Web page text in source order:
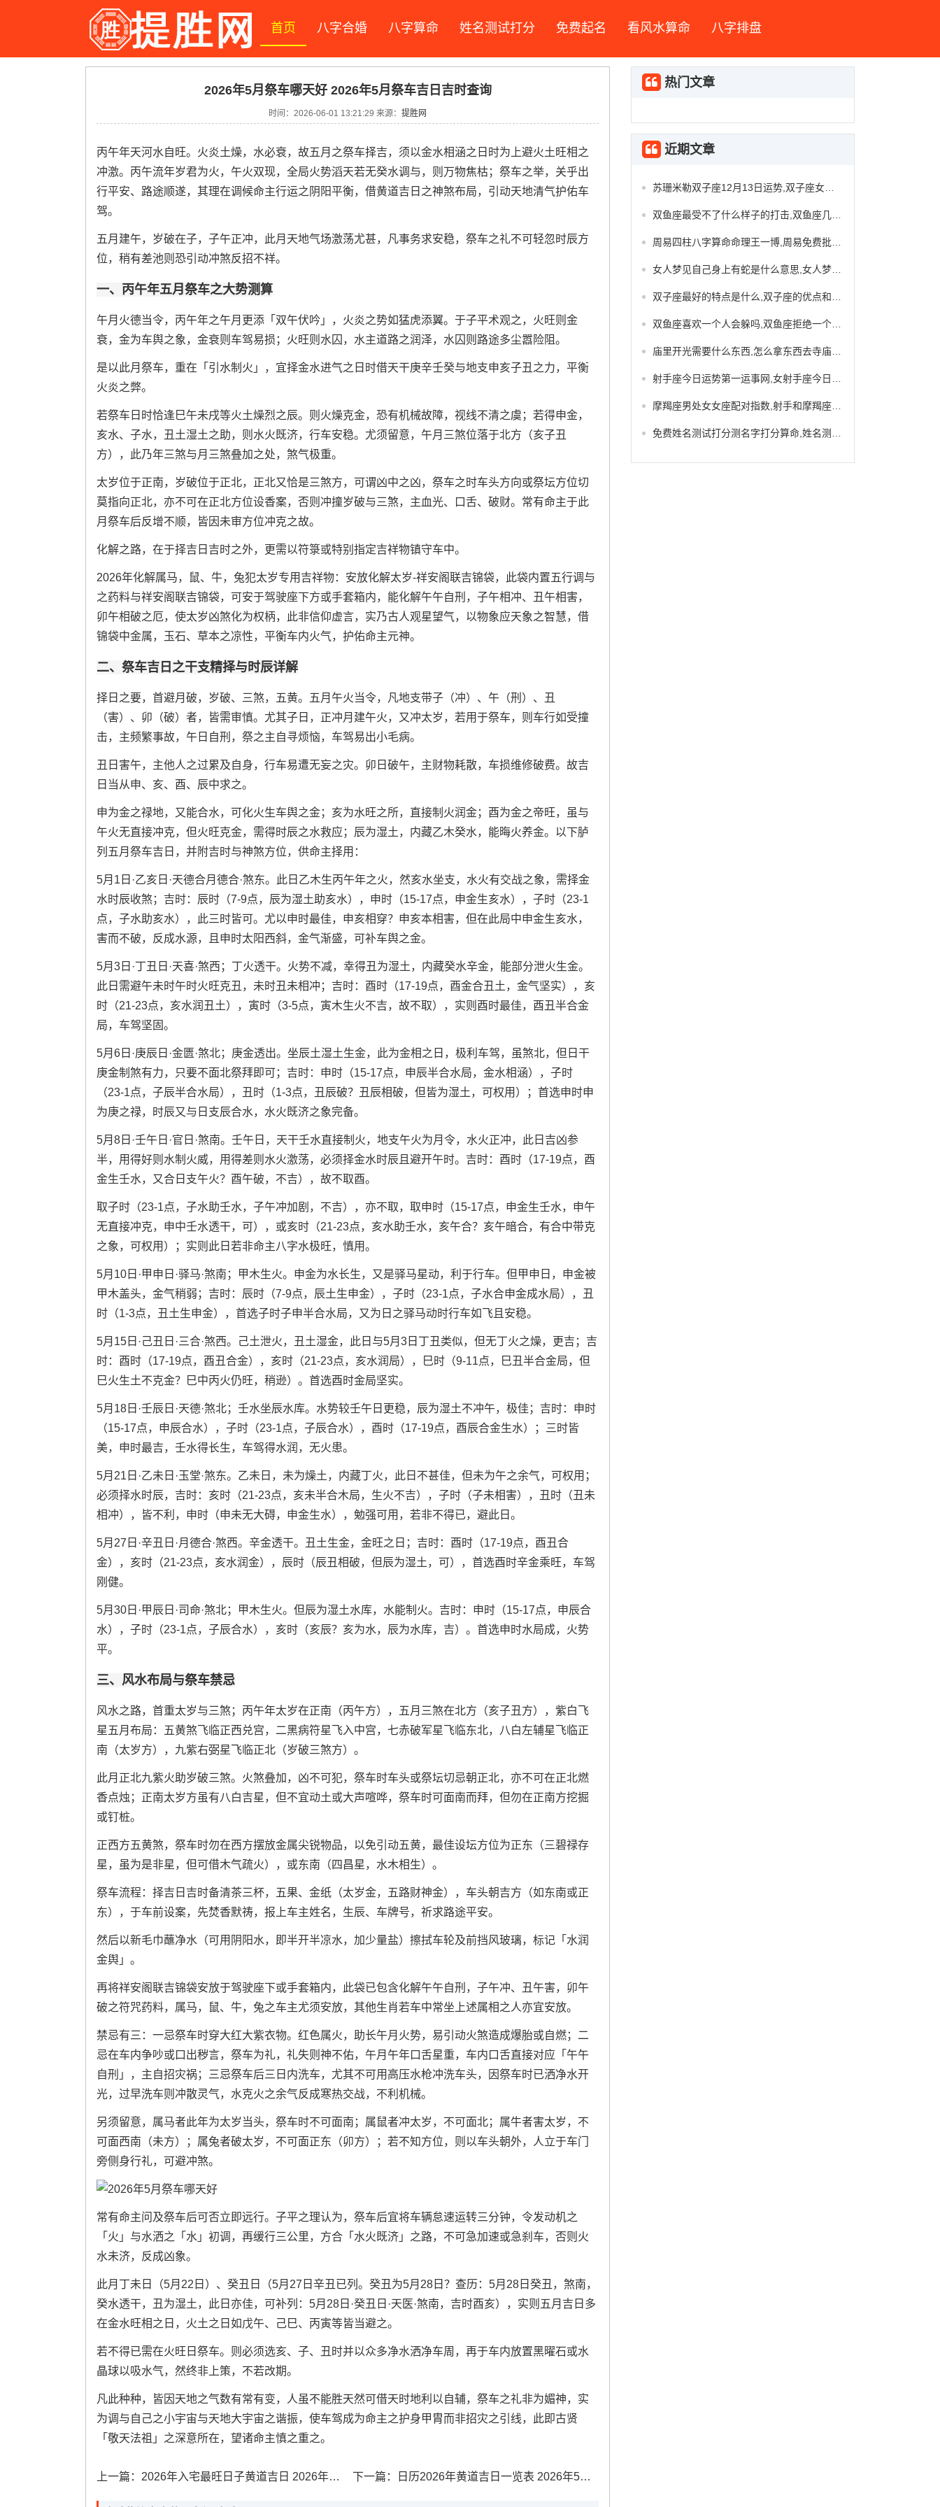
首页 八字合婚 八字算命 姓名测试打分 免费起名 看风水算命 八字排盘
2026年5月祭车哪天好 2026年5月祭车吉日吉时查询
时间：2026-06-01 13:21:29 来源： 提胜网
丙午年天河水自旺。火炎土燥，水必衰，故五月之祭车择吉，须以金水相涵之日时为上避火土旺相之
冲激。丙午流年岁君为火，午火双现，全局火势滔天若无癸水调与，则万物焦枯；祭车之举，关乎出
行平安、路途顺遂，其理在调候命主行运之阴阳平衡，借黄道吉日之神煞布局，引动天地清气护佑车
驾。
五月建午，岁破在子，子午正冲，此月天地气场激荡尤甚，凡事务求安稳，祭车之礼不可轻忽时辰方
位，稍有差池则恐引动冲煞反招不祥。
一、丙午年五月祭车之大势测算
午月火德当令，丙午年之午月更添「双午伏吟」，火炎之势如猛虎添翼。于子平术观之，火旺则金
衰，金为车舆之象，金衰则车驾易损；火旺则水囚，水主道路之润泽，水囚则路途多尘嚣险阻。
是以此月祭车，重在「引水制火」，宜择金水进气之日时借天干庚辛壬癸与地支申亥子丑之力，平衡
火炎之弊。
若祭车日时恰逢巳午未戌等火土燥烈之辰。则火燥克金，恐有机械故障，视线不清之虞；若得申金，
亥水、子水，丑土湿土之助，则水火既济，行车安稳。尤须留意，午月三煞位落于北方（亥子丑
方），此乃年三煞与月三煞叠加之处，煞气极重。
太岁位于正南，岁破位于正北，正北又恰是三煞方，可谓凶中之凶，祭车之时车头方向或祭坛方位切
莫指向正北，亦不可在正北方位设香案，否则冲撞岁破与三煞，主血光、口舌、破财。常有命主于此
月祭车后反增不顺，皆因未审方位冲克之故。
化解之路，在于择吉日吉时之外，更需以符箓或特别指定吉祥物镇守车中。
2026年化解属马，鼠、牛，兔犯太岁专用吉祥物：安放化解太岁-祥安阁联吉锦袋，此袋内置五行调与
之药料与祥安阁联吉锦袋，可安于驾驶座下方或手套箱内，能化解午午自刑，子午相冲、丑午相害，
卯午相破之厄，使太岁凶煞化为权柄，此非信仰虚言，实乃古人观星望气，以物象应天象之智慧，借
锦袋中金属，玉石、草本之凉性，平衡车内火气，护佑命主元神。
二、祭车吉日之干支精择与时辰详解
择日之要，首避月破，岁破、三煞，五黄。五月午火当令，凡地支带子（冲）、午（刑）、丑
（害）、卯（破）者，皆需审慎。尤其子日，正冲月建午火，又冲太岁，若用于祭车，则车行如受撞
击，主频繁事故，午日自刑，祭之主自寻烦恼，车驾易出小毛病。
丑日害午，主他人之过累及自身，行车易遭无妄之灾。卯日破午，主财物耗散，车损维修破费。故吉
日当从申、亥、酉、辰中求之。
申为金之禄地，又能合水，可化火生车舆之金；亥为水旺之所，直接制火润金；酉为金之帝旺，虽与
午火无直接冲克，但火旺克金，需得时辰之水救应；辰为湿土，内藏乙木癸水，能晦火养金。以下胪
列五月祭车吉日，并附吉时与神煞方位，供命主择用：
5月1日·乙亥日·天德合月德合·煞东。此日乙木生丙午年之火，然亥水坐支，水火有交战之象，需择金
水时辰收煞；吉时：辰时（7-9点，辰为湿土助亥水），申时（15-17点，申金生亥水），子时（23-1
点，子水助亥水），此三时皆可。尤以申时最佳，申亥相穿？申亥本相害，但在此局中申金生亥水，
害而不破，反成水源，且申时太阳西斜，金气渐盛，可补车舆之金。
5月3日·丁丑日·天喜·煞西；丁火透干。火势不减，幸得丑为湿土，内藏癸水辛金，能部分泄火生金。
此日需避午未时午时火旺克丑，未时丑未相冲；吉时：酉时（17-19点，酉金合丑土，金气坚实），亥
时（21-23点，亥水润丑土），寅时（3-5点，寅木生火不吉，故不取），实则酉时最佳，酉丑半合金
局，车驾坚固。
5月6日·庚辰日·金匮·煞北；庚金透出。坐辰土湿土生金，此为金相之日，极利车驾，虽煞北，但日干
庚金制煞有力，只要不面北祭拜即可；吉时：申时（15-17点，申辰半合水局，金水相涵），子时
（23-1点，子辰半合水局），丑时（1-3点，丑辰破？丑辰相破，但皆为湿土，可权用）；首选申时申
为庚之禄，时辰又与日支辰合水，水火既济之象完备。
5月8日·壬午日·官日·煞南。壬午日，天干壬水直接制火，地支午火为月令，水火正冲，此日吉凶参
半，用得好则水制火威，用得差则水火激荡，必须择金水时辰且避开午时。吉时：酉时（17-19点，酉
金生壬水，又合日支午火？酉午破，不吉），故不取酉。
取子时（23-1点，子水助壬水，子午冲加剧，不吉），亦不取，取申时（15-17点，申金生壬水，申午
无直接冲克，申中壬水透干，可），或亥时（21-23点，亥水助壬水，亥午合？亥午暗合，有合中带克
之象，可权用）；实则此日若非命主八字水极旺，慎用。
5月10日·甲申日·驿马·煞南；甲木生火。申金为水长生，又是驿马星动，利于行车。但甲申日，申金被
甲木盖头，金气稍弱；吉时：辰时（7-9点，辰土生申金），子时（23-1点，子水合申金成水局），丑
时（1-3点，丑土生申金），首选子时子申半合水局，又为日之驿马动时行车如飞且安稳。
5月15日·己丑日·三合·煞西。己土泄火，丑土湿金，此日与5月3日丁丑类似，但无丁火之燥，更吉；吉
时：酉时（17-19点，酉丑合金），亥时（21-23点，亥水润局），巳时（9-11点，巳丑半合金局，但
巳火生土不克金？巳中丙火仍旺，稍逊）。首选酉时金局坚实。
5月18日·壬辰日·天德·煞北；壬水坐辰水库。水势较壬午日更稳，辰为湿土不冲午，极佳；吉时：申时
（15-17点，申辰合水），子时（23-1点，子辰合水），酉时（17-19点，酉辰合金生水）；三时皆
美，申时最吉，壬水得长生，车驾得水润，无火患。
5月21日·乙未日·玉堂·煞东。乙未日，未为燥土，内藏丁火，此日不甚佳，但未为午之余气，可权用；
必须择水时辰，吉时：亥时（21-23点，亥未半合木局，生火不吉），子时（子未相害），丑时（丑未
相冲），皆不利，申时（申未无大碍，申金生水），勉强可用，若非不得已，避此日。
5月27日·辛丑日·月德合·煞西。辛金透干。丑土生金，金旺之日；吉时：酉时（17-19点，酉丑合
金），亥时（21-23点，亥水润金），辰时（辰丑相破，但辰为湿土，可），首选酉时辛金乘旺，车驾
刚健。
5月30日·甲辰日·司命·煞北；甲木生火。但辰为湿土水库，水能制火。吉时：申时（15-17点，申辰合
水），子时（23-1点，子辰合水），亥时（亥辰？亥为水，辰为水库，吉）。首选申时水局成，火势
平。
三、风水布局与祭车禁忌
风水之路，首重太岁与三煞；丙午年太岁在正南（丙午方），五月三煞在北方（亥子丑方），紫白飞
星五月布局：五黄煞飞临正西兑宫，二黑病符星飞入中宫，七赤破军星飞临东北，八白左辅星飞临正
南（太岁方），九紫右弼星飞临正北（岁破三煞方）。
此月正北九紫火助岁破三煞。火煞叠加，凶不可犯，祭车时车头或祭坛切忌朝正北，亦不可在正北燃
香点烛；正南太岁方虽有八白吉星，但不宜动土或大声喧哗，祭车时可面南而拜，但勿在正南方挖掘
或钉桩。
正西方五黄煞，祭车时勿在西方摆放金属尖锐物品，以免引动五黄，最佳设坛方位为正东（三碧禄存
星，虽为是非星，但可借木气疏火），或东南（四昌星，水木相生）。
祭车流程：择吉日吉时备清茶三杯，五果、金纸（太岁金，五路财神金），车头朝吉方（如东南或正
东），于车前设案，先焚香默祷，报上车主姓名，生辰、车牌号，祈求路途平安。
然后以新毛巾蘸净水（可用阴阳水，即半开半凉水，加少量盐）擦拭车轮及前挡风玻璃，标记「水润
金舆」。
再将祥安阁联吉锦袋安放于驾驶座下或手套箱内，此袋已包含化解午午自刑，子午冲、丑午害，卯午
破之符咒药料，属马，鼠、牛，兔之车主尤须安放，其他生肖若车中常坐上述属相之人亦宜安放。
禁忌有三：一忌祭车时穿大红大紫衣物。红色属火，助长午月火势，易引动火煞造成爆胎或自燃；二
忌在车内争吵或口出秽言，祭车为礼，礼失则神不佑，午月午年口舌星重，车内口舌直接对应「午午
自刑」，主自招灾祸；三忌祭车后三日内洗车，尤其不可用高压水枪冲洗车头，因祭车时已洒净水开
光，过早洗车则冲散灵气，水克火之余气反成寒热交战，不利机械。
另须留意，属马者此年为太岁当头，祭车时不可面南；属鼠者冲太岁，不可面北；属牛者害太岁，不
可面西南（未方）；属兔者破太岁，不可面正东（卯方）；若不知方位，则以车头朝外，人立于车门
旁侧身行礼，可避冲煞。
常有命主问及祭车后可否立即远行。子平之理认为，祭车后宜将车辆怠速运转三分钟，令发动机之
「火」与水洒之「水」初调，再缓行三公里，方合「水火既济」之路，不可急加速或急刹车，否则火
水未济，反成凶象。
此月丁未日（5月22日）、癸丑日（5月27日辛丑已列。癸丑为5月28日？查历：5月28日癸丑，煞南，
癸水透干，丑为湿土，此日亦佳，可补列：5月28日·癸丑日·天医·煞南，吉时酉亥），实则五月吉日多
在金水旺相之日，火土之日如戊午、己巳、丙寅等皆当避之。
若不得已需在火旺日祭车。则必须选亥、子、丑时并以众多净水洒净车周，再于车内放置黑曜石或水
晶球以吸水气，然终非上策，不若改期。
凡此种种，皆因天地之气数有常有变，人虽不能胜天然可借天时地利以自辅，祭车之礼非为媚神，实
为调与自己之小宇宙与天地大宇宙之谐振，使车驾成为命主之护身甲胄而非招灾之引线，此即古贤
「敬天法祖」之深意所在，望诸命主慎之重之。
上一篇： 2026年入宅最旺日子黄道吉日 2026年入宅最旺日子5月 下一篇： 日历2026年黄道吉日一览表 2026年5月日历黄道吉日一览表
热门文章
近期文章